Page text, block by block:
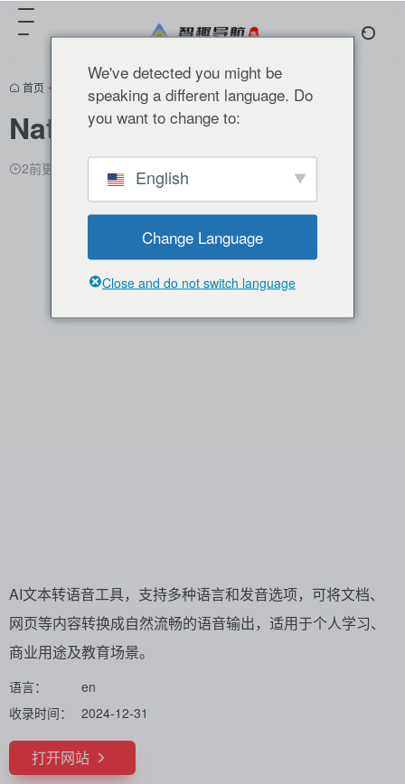
首页 •
NaturalReader
2前更新 0
AI文本转语音工具，支持多种语言和发音选项，可将文档、
网页等内容转换成自然流畅的语音输出，适用于个人学习、
商业用途及教育场景。
语言：
en
收录时间：
2024-12-31
打开网站
We've detected you might be
speaking a different language. Do
you want to change to:
English
Change Language
Close and do not switch language